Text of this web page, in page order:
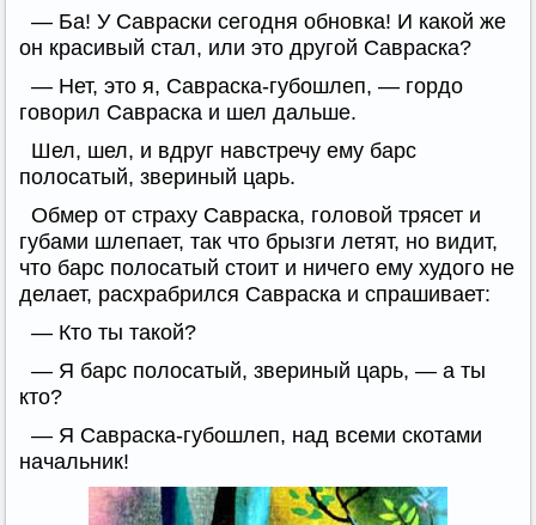
— Ба! У Савраски сегодня обновка! И какой же
он красивый стал, или это другой Савраска?
— Нет, это я, Савраска-губошлеп, — гордо
говорил Савраска и шел дальше.
Шел, шел, и вдруг навстречу ему барс
полосатый, звериный царь.
Обмер от страху Савраска, головой трясет и
губами шлепает, так что брызги летят, но видит,
что барс полосатый стоит и ничего ему худого не
делает, расхрабрился Савраска и спрашивает:
— Кто ты такой?
— Я барс полосатый, звериный царь, — а ты
кто?
— Я Савраска-губошлеп, над всеми скотами
начальник!